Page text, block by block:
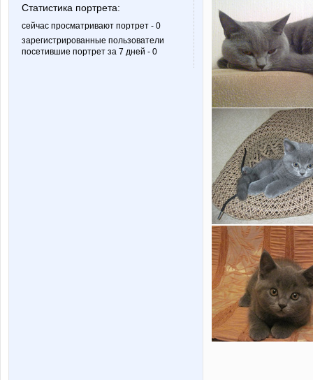
Статистика портрета:
сейчас просматривают портрет - 0
зарегистрированные пользователи
посетившие портрет за 7 дней - 0